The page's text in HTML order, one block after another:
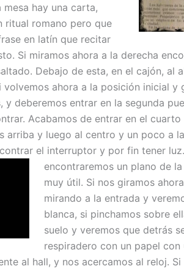
hay una carta,
ritual romano pero que
en latín que recitar
Si miramos ahora a la derecha
Debajo de esta, en el cajón, al
ahora a la posición inicial y
deberemos entrar en la segunda
Acabamos de entrar en el
arriba y luego al centro y un poco a
el interruptor y por fin tener luz.
encontraremos un plano de
muy útil. Si nos giramos
mirando a la entrada y
blanca, si pinchamos sobre
suelo y veremos que detrás
respiradero con un papel
al hall, y nos acercamos al reloj.